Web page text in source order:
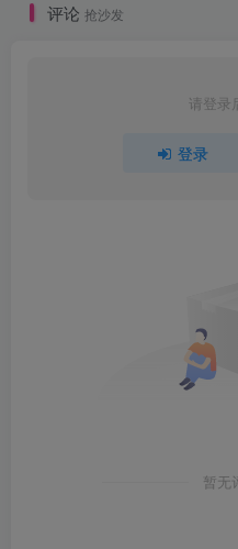
评论 抢沙发
请登录
登录
暂无